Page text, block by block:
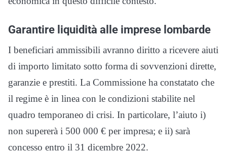
Garantire liquidità alle imprese lombarde
I beneficiari ammissibili avranno diritto a ricevere aiuti
di importo limitato sotto forma di sovvenzioni dirette,
garanzie e prestiti. La Commissione ha constatato che
il regime è in linea con le condizioni stabilite nel
quadro temporaneo di crisi. In particolare, l’aiuto i)
non supererà i 500 000 € per impresa; e ii) sarà
concesso entro il 31 dicembre 2022.